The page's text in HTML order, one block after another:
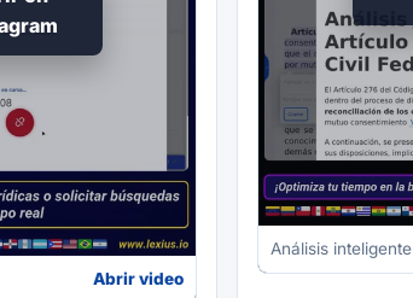
Abrir video
Análisis inteligente